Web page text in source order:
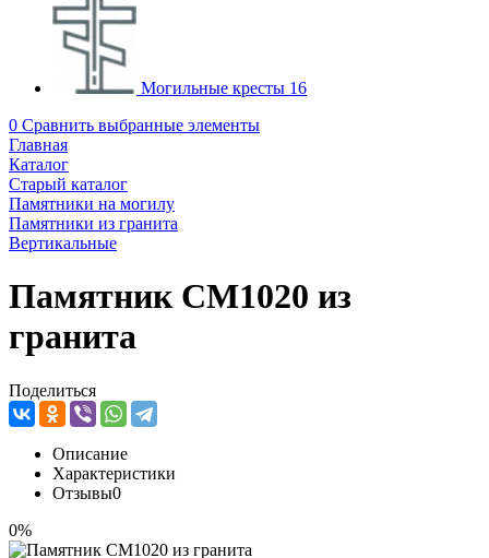
Могильные кресты 16
0 Сравнить выбранные элементы
Главная
Каталог
Старый каталог
Памятники на могилу
Памятники из гранита
Вертикальные
Памятник CM1020 из
гранита
Поделиться
Описание
Характеристики
Отзывы0
0%